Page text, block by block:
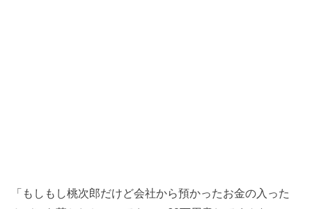
「もしもし桃次郎だけど会社から預かったお金の入った